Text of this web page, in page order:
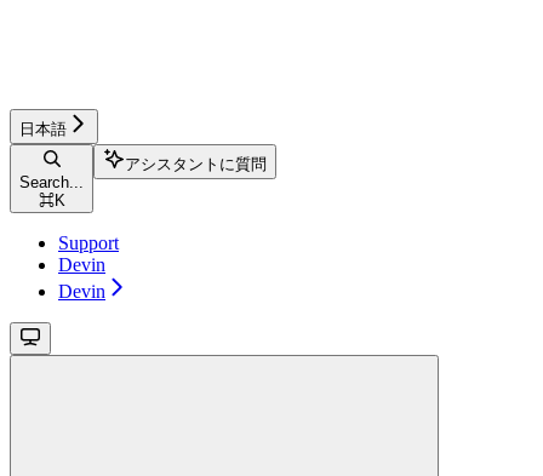
日本語
Search...
⌘K
アシスタントに質問
Support
Devin
Devin